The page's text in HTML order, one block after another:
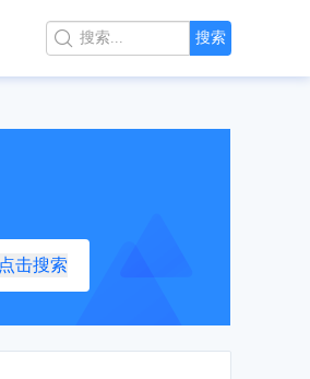
 搜索
点击搜索